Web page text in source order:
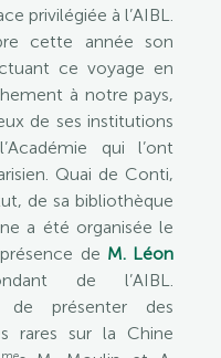
privilégiée à l’AIBL.
cette année son
ce voyage en
à notre pays,
de ses institutions
qui l’ont
Quai de Conti,
de sa bibliothèque
a été organisée le
de M. Léon
de l’AIBL.
présenter des
rares sur la Chine